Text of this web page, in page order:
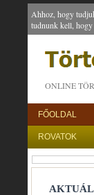
Ahhoz, hogy
tudnunk kell,
ONLINE
FŐOLDAL
ROVATOK